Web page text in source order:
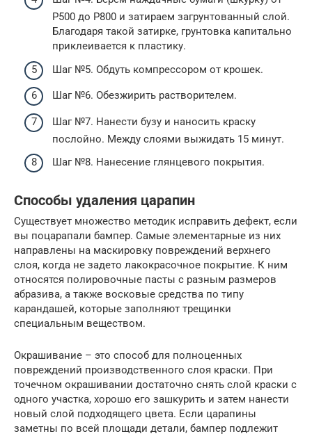
Р500 до Р800 и затираем загрунтованный слой.
Благодаря такой затирке, грунтовка капитально
приклеивается к пластику.
Шаг №5. Обдуть компрессором от крошек.
Шаг №6. Обезжирить растворителем.
Шаг №7. Нанести бузу и наносить краску
послойно. Между слоями выжидать 15 минут.
Шаг №8. Нанесение глянцевого покрытия.
Способы удаления царапин
Существует множество методик исправить дефект, если
вы поцарапали бампер. Самые элементарные из них
направлены на маскировку повреждений верхнего
слоя, когда не задето лакокрасочное покрытие. К ним
относятся полировочные пасты с разным размеров
абразива, а также восковые средства по типу
карандашей, которые заполняют трещинки
специальным веществом.
Окрашивание – это способ для полноценных
повреждений производственного слоя краски. При
точечном окрашивании достаточно снять слой краски с
одного участка, хорошо его зашкурить и затем нанести
новый слой подходящего цвета. Если царапины
заметны по всей площади детали, бампер подлежит